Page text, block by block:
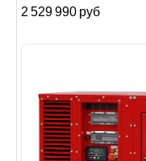
2 529 990 руб